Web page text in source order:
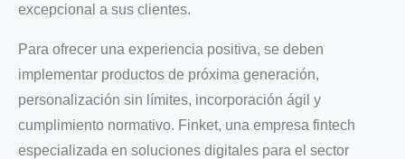
excepcional a sus clientes.
Para ofrecer una experiencia positiva, se deben
implementar productos de próxima generación,
personalización sin límites, incorporación ágil y
cumplimiento normativo. Finket, una empresa fintech
especializada en soluciones digitales para el sector